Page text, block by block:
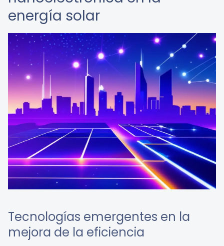
energía solar
Tecnologías emergentes en la
mejora de la eficiencia